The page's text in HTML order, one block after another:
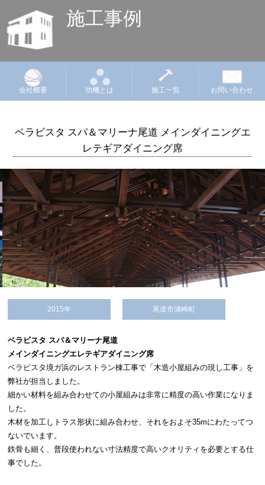
施工事例
会社概要 功機とは 施工一覧 お問い合わせ
ベラビスタ スパ＆マリーナ尾道 メインダイニングエ
レテギアダイニング席
2015年 尾道市浦崎町
ベラビスタ スパ＆マリーナ尾道
メインダイニングエレテギアダイニング席
ベラビスタ境ガ浜のレストラン棟工事で「木造小屋組みの現し工事」を
弊社が担当しました。
細かい材料を組み合わせての小屋組みは非常に精度の高い作業になりま
した。
木材を加工しトラス形状に組み合わせ、それをおよそ35mにわたってつ
ないでいます。
鉄骨も細く、普段使われない寸法精度で高いクオリティを必要とする仕
事でした。